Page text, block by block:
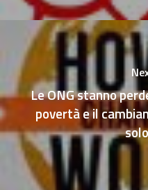
Le ONG stanno
povertà e il